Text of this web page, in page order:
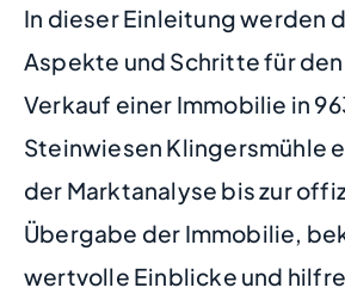
In dieser Einleitung werden
Aspekte und Schritte für
Verkauf einer Immobilie in
Steinwiesen Klingersmühle
der Marktanalyse bis zur
Übergabe der Immobilie,
wertvolle Einblicke und